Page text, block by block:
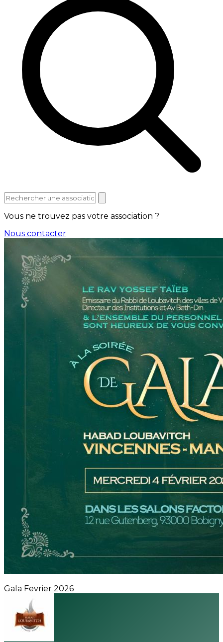
Vous ne trouvez pas votre association ?
Nous contacter
Gala Fevrier 2026